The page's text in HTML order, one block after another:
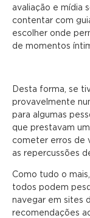
avaliação e mídia
contentar com
escolher onde
de momentos
Desta forma, se
provavelmente
para algumas
que prestavam
cometer erros de
as repercussões
Como tudo o
todos podem
navegar em sites
recomendações